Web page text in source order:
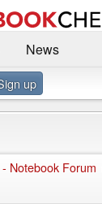
News
up
Notebook Forum